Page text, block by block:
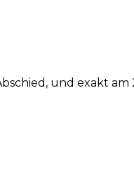
und exakt am